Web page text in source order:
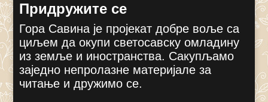
Придружите се
Гора Савина је пројекат добре воље са
циљем да окупи светосавску омладину
из земље и иностранства. Сакупљамо
заједно непролазне материјале за
читање и дружимо се.